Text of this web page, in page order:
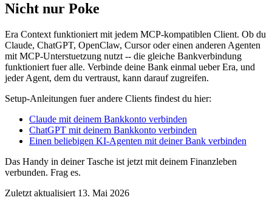
Nicht nur Poke
Era Context funktioniert mit jedem MCP-kompatiblen Client. Ob du
Claude, ChatGPT, OpenClaw, Cursor oder einen anderen Agenten
mit MCP-Unterstuetzung nutzt -- die gleiche Bankverbindung
funktioniert fuer alle. Verbinde deine Bank einmal ueber Era, und
jeder Agent, dem du vertraust, kann darauf zugreifen.
Setup-Anleitungen fuer andere Clients findest du hier:
Claude mit deinem Bankkonto verbinden
ChatGPT mit deinem Bankkonto verbinden
Einen beliebigen KI-Agenten mit deiner Bank verbinden
Das Handy in deiner Tasche ist jetzt mit deinem Finanzleben
verbunden. Frag es.
Zuletzt aktualisiert 13. Mai 2026